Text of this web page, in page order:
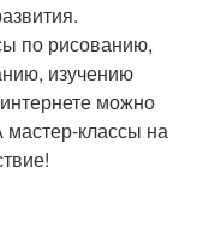
по рисованию,
изучению
можно
мастер-классы на